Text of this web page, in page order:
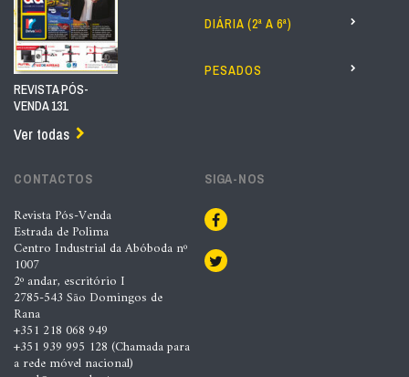
REVISTA PÓS-
VENDA 131
Ver todas
DIÁRIA (2ª A 6ª)
PESADOS
CONTACTOS
Revista Pós-Venda
Estrada de Polima
Centro Industrial da Abóboda nº
1007
2º andar, escritório I
2785-543 São Domingos de
Rana
+351 218 068 949
+351 939 995 128 (Chamada para
a rede móvel nacional)
SIGA-NOS